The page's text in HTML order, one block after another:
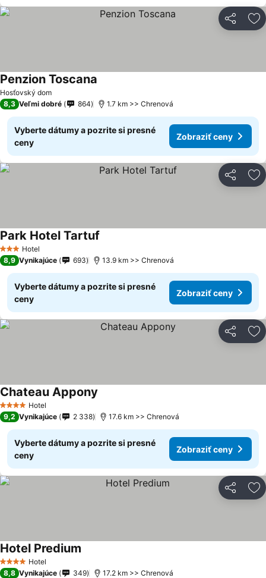
Zdieľať
Hosťovský dom
Penzion Toscana
8,3 Veľmi dobré 864 1.7 km >> Chrenová
Vyberte dátumy a pozrite si presné
ceny
Zobraziť ceny
Zdieľať
3 Počet hviezdičiek
Hotel
Park Hotel Tartuf
8,9 Vynikajúce 693 13.9 km >> Chrenová
Vyberte dátumy a pozrite si presné
ceny
Zobraziť ceny
Zdieľať
4 Počet hviezdičiek
Hotel
Chateau Appony
9,2 Vynikajúce 2 338 17.6 km >> Chrenová
Vyberte dátumy a pozrite si presné
ceny
Zobraziť ceny
Zdieľať
4 Počet hviezdičiek
Hotel
Hotel Predium
8,8 Vynikajúce 349 17.2 km >> Chrenová